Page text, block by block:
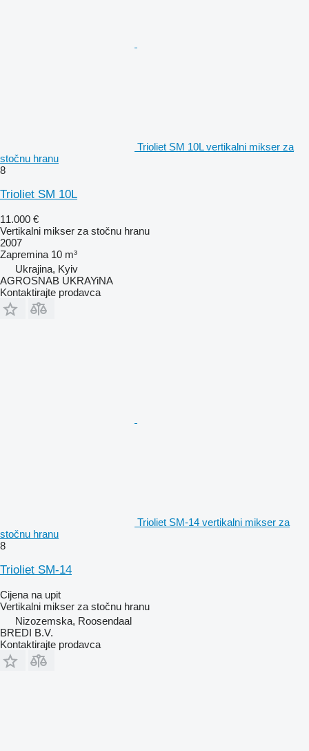
Trioliet SM 10L vertikalni mikser za
stočnu hranu
8
Trioliet SM 10L
11.000 €
Vertikalni mikser za stočnu hranu
2007
Zapremina 10 m³
Ukrajina, Kyiv
AGROSNAB UKRAYiNA
Kontaktirajte prodavca
Trioliet SM-14 vertikalni mikser za
stočnu hranu
8
Trioliet SM-14
Cijena na upit
Vertikalni mikser za stočnu hranu
Nizozemska, Roosendaal
BREDI B.V.
Kontaktirajte prodavca